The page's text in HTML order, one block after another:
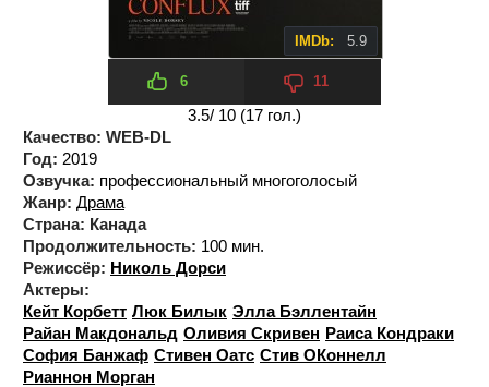
IMDb: 5.9
6 11
3.5/ 10 (17 гол.)
Качество: WEB-DL
Год: 2019
Озвучка: профессиональный многоголосый
Жанр: Драма
Страна: Канада
Продолжительность: 100 мин.
Режиссёр: Николь Дорси
Актеры:
Кейт Корбетт Люк Билык Элла Бэллентайн
Райан Макдональд Оливия Скривен Раиса Кондраки
София Банжаф Стивен Оатс Стив ОКоннелл
Рианнон Морган